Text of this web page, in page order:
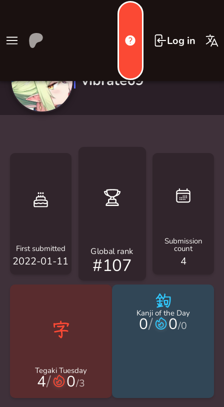
Log in
vibrate69
First submitted
2022-01-11
Global rank
#107
Submission
count
4
Tegaki Tuesday
4/ 0/3
鉤
Kanji of the Day
0/ 0/0